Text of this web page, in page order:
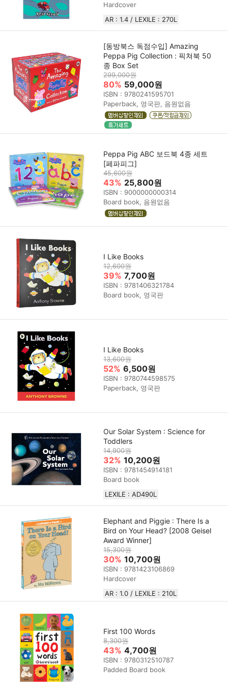
Hardcover
AR : 1.4 / LEXILE : 270L
[동방북스 독점수입] Amazing
Peppa Pig Collection : 픽쳐북 50
종 Box Set
299,000원
80% 59,000원
ISBN : 9780241595701
Paperback, 영국판, 음원없음
Peppa Pig ABC 보드북 4종 세트
[페파피그]
45,600원
43% 25,800원
ISBN : 9000000000314
Board book, 음원없음
I Like Books
12,600원
39% 7,700원
ISBN : 9781406321784
Board book, 영국판
I Like Books
13,600원
52% 6,500원
ISBN : 9780744598575
Paperback, 영국판
Our Solar System : Science for
Toddlers
14,900원
32% 10,200원
ISBN : 9781454914181
Board book
LEXILE : AD490L
Elephant and Piggie : There Is a
Bird on Your Head? [2008 Geisel
Award Winner]
15,300원
30% 10,700원
ISBN : 9781423106869
Hardcover
AR : 1.0 / LEXILE : 210L
First 100 Words
8,300원
43% 4,700원
ISBN : 9780312510787
Padded Board book